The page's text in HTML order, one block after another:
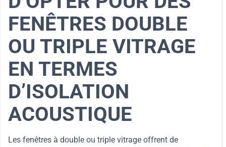
FENÊTRES DOUBLE
OU TRIPLE VITRAGE
EN TERMES
D’ISOLATION
ACOUSTIQUE
Les fenêtres à double ou triple vitrage offrent de